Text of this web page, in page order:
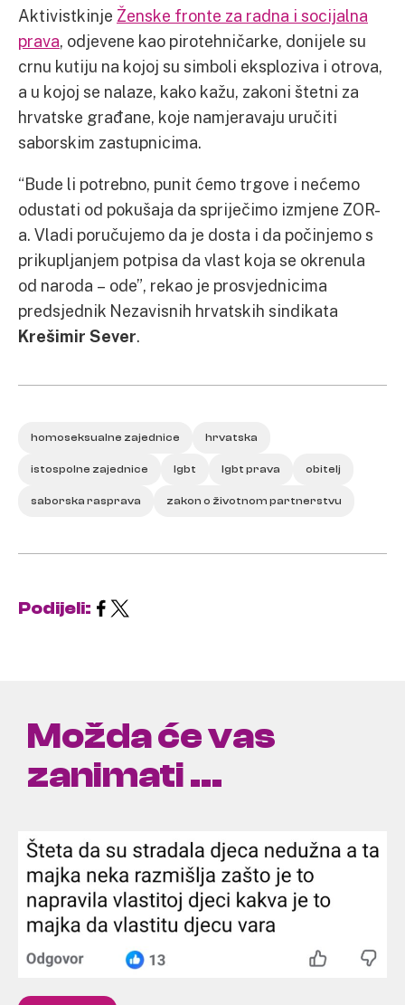
Aktivistkinje Ženske fronte za radna i socijalna
prava, odjevene kao pirotehničarke, donijele su
crnu kutiju na kojoj su simboli eksploziva i otrova,
a u kojoj se nalaze, kako kažu, zakoni štetni za
hrvatske građane, koje namjeravaju uručiti
saborskim zastupnicima.
“Bude li potrebno, punit ćemo trgove i nećemo
odustati od pokušaja da spriječimo izmjene ZOR-
a. Vladi poručujemo da je dosta i da počinjemo s
prikupljanjem potpisa da vlast koja se okrenula
od naroda – ode”, rekao je prosvjednicima
predsjednik Nezavisnih hrvatskih sindikata
Krešimir Sever.
homoseksualne zajednice hrvatska
istospolne zajednice lgbt lgbt prava obitelj
saborska rasprava zakon o životnom partnerstvu
Podijeli:
Možda će vas
zanimati ...